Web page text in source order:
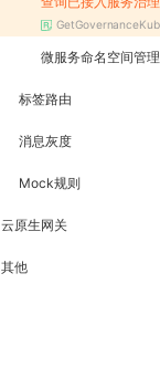
微服务命名空间管理
标签路由
消息灰度
Mock规则
云原生网关
其他